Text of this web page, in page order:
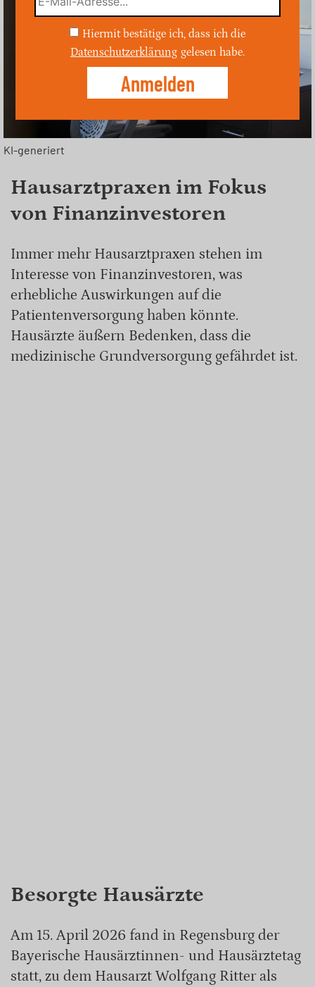
KI-generiert
Hausarztpraxen im Fokus
von Finanzinvestoren
Immer mehr Hausarztpraxen stehen im
Interesse von Finanzinvestoren, was
erhebliche Auswirkungen auf die
Patientenversorgung haben könnte.
Hausärzte äußern Bedenken, dass die
medizinische Grundversorgung gefährdet ist.
Besorgte Hausärzte
Am 15. April 2026 fand in Regensburg der
Bayerische Hausärztinnen- und Hausärztetag
statt, zu dem Hausarzt Wolfgang Ritter als
Hiermit bestätige ich, dass ich die
Datenschutzerklärung gelesen habe.